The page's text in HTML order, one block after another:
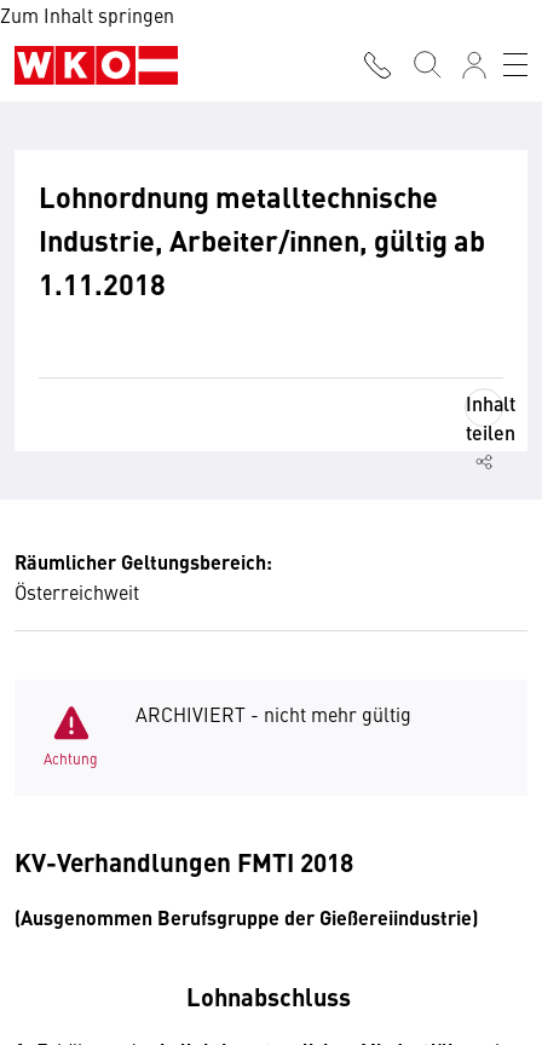
Zum Inhalt springen
Lohnordnung metalltechnische
Industrie, Arbeiter/innen, gültig ab
1.11.2018
Inhalt
teilen
Räumlicher Geltungsbereich:
Österreichweit
Achtung
ARCHIVIERT - nicht mehr gültig
KV-Verhandlungen FMTI 2018
(Ausgenommen Berufsgruppe der Gießereiindustrie)
Lohnabschluss